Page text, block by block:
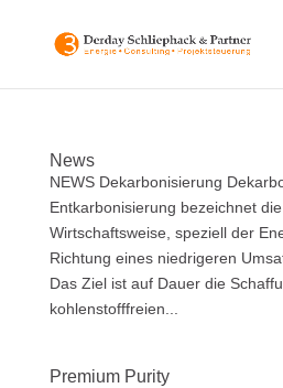
News
NEWS Dekarbonisierung
Entkarbonisierung bezeichnet
Wirtschaftsweise, speziell der
Richtung eines niedrigeren
Das Ziel ist auf Dauer die
kohlenstofffreien...
Premium Purity